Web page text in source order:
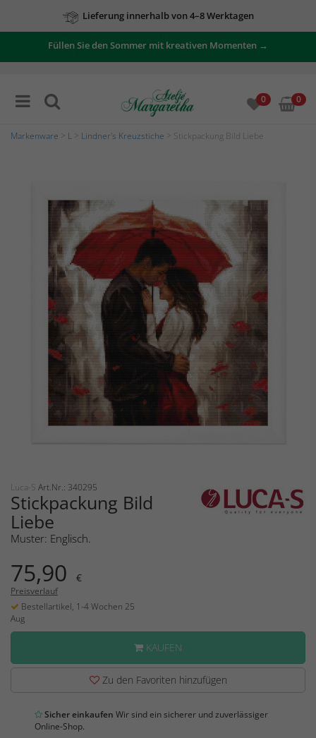
Lieferung innerhalb von 4–8 Werktagen
Füllen Sie den Sommer mit kreativen Momenten →
0 0
Markenware L Lindner's Kreuzstiche > Stickpackung Bild Liebe
Luca-S Art.Nr.: 340295
Stickpackung Bild
Liebe
Muster: Englisch.
75,90 €
Preisverlauf
Bestellartikel, 1-4 Wochen 25
Aug
KAUFEN
Zu den Favoriten hinzufügen
Sicher einkaufen Wir sind ein sicherer und zuverlässiger
Online-Shop.